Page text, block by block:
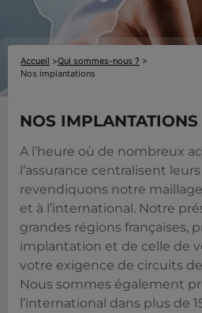
Accueil >Qui sommes-nous ? >
Nos implantations
NOS IMPLANTATIONS
A l’heure où de nombreux
l’assurance centralisent
revendiquons notre
et à l’international. Notre
grandes régions françaises,
implantation et de celle de
votre exigence de circuits
Nous sommes également
l’international dans plus de